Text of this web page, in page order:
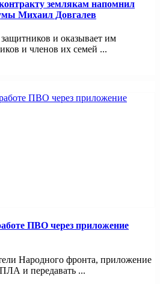
землякам напомнил
Михаил Довгалев
и оказывает им
и членов их семей ...
ПВО через приложение
Народного фронта, приложение
и передавать ...